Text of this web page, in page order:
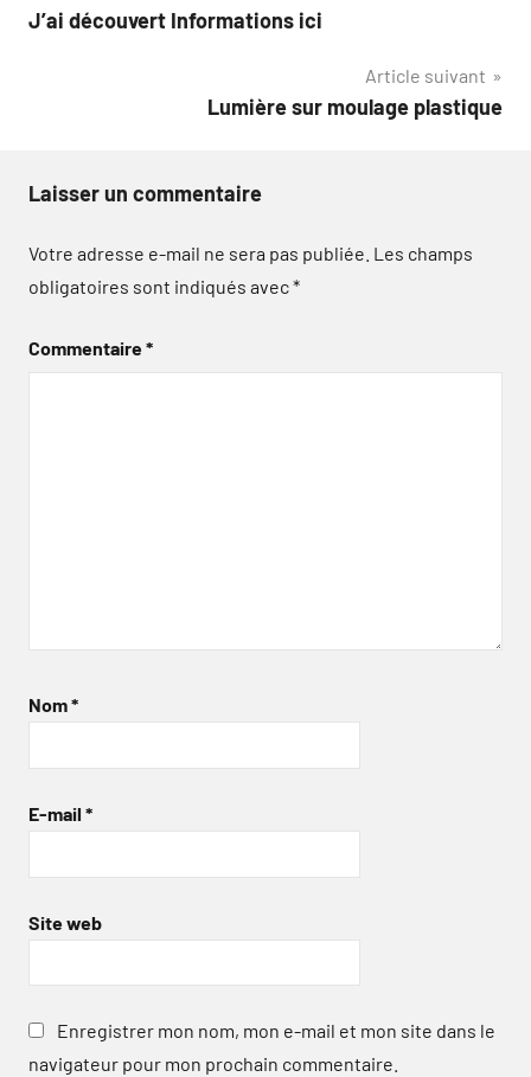
de
J’ai découvert Informations ici
Article suivant
Lumière sur moulage plastique
Laisser un commentaire
Votre adresse e-mail ne sera pas publiée. Les champs
obligatoires sont indiqués avec*
Commentaire*
Nom*
E-mail *
Site web
Enregistrer mon nom, mon e-mail et mon site dans le
navigateur pour mon prochain commentaire.